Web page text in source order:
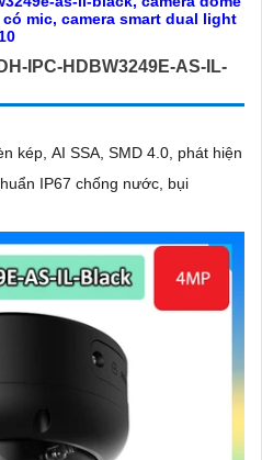
IPC-HDBW3249E-AS-IL-
kép, AI SSA, SMD 4.0, phát hiện
IP67 chống nước, bụi